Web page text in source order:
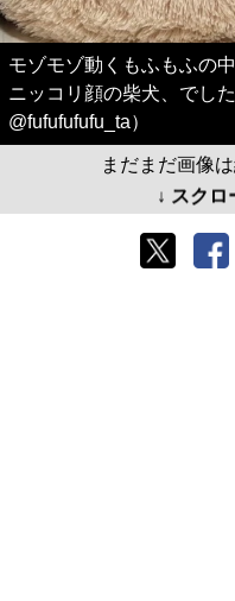
モゾモゾ動くもふもふの
ニッコリ顔の柴犬、でし
@fufufufufu_ta）
まだまだ画像
↓ スクロ